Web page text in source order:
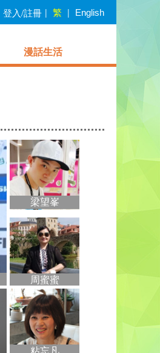
登入/註冊 | 繁 | English
漫話生活
梁望峯
周蜜蜜
粘忘凡